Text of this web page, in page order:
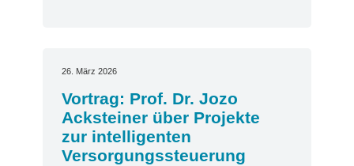
26. März 2026
Vortrag: Prof. Dr. Jozo
Acksteiner über Projekte
zur intelligenten
Versorgungssteuerung